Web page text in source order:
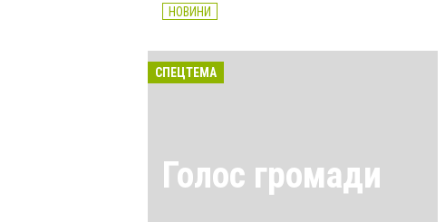
НОВИНИ
СПЕЦТЕМА
Голос громади